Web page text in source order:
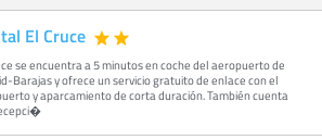
El Cruce
se encuentra a 5 minutos en coche del aeropuerto de
Barajas y ofrece un servicio gratuito de enlace con el
y aparcamiento de corta duración. También cuenta